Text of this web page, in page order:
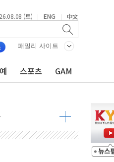
(토) | ENG | 中文
패밀리 사이트
스포츠 GAM
연속 최고치